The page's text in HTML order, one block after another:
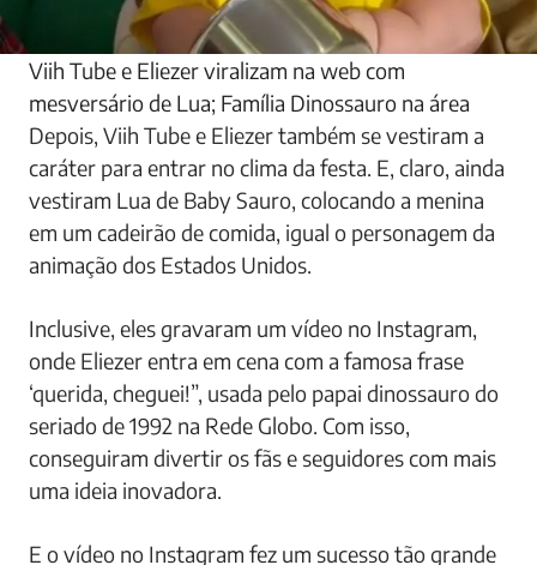
Viih Tube e Eliezer viralizam na web com
mesversário de Lua; Família Dinossauro na área
Depois, Viih Tube e Eliezer também se vestiram a
caráter para entrar no clima da festa. E, claro, ainda
vestiram Lua de Baby Sauro, colocando a menina
em um cadeirão de comida, igual o personagem da
animação dos Estados Unidos.
Inclusive, eles gravaram um vídeo no Instagram,
onde Eliezer entra em cena com a famosa frase
‘querida, cheguei!”, usada pelo papai dinossauro do
seriado de 1992 na Rede Globo. Com isso,
conseguiram divertir os fãs e seguidores com mais
uma ideia inovadora.
E o vídeo no Instagram fez um sucesso tão grande